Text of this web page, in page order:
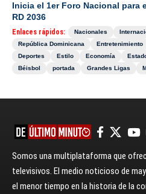
Inicia el 1er Foro Nacional para
RD 2036
Enlaces rápidos: Nacionales
República Dominicana
Entretenimiento
Deportes
Estilo Economía
Béisbol
portada Grandes Ligas
Somos una multiplataforma que
televisivos. El medio noticioso de
el menor tiempo en la historia de la